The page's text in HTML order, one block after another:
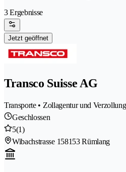
3 Ergebnisse
Jetzt geöffnet
Transco Suisse AG
Transporte • Zollagentur und
Geschlossen
5(1)
Wibachstrasse 158153 Rümlang